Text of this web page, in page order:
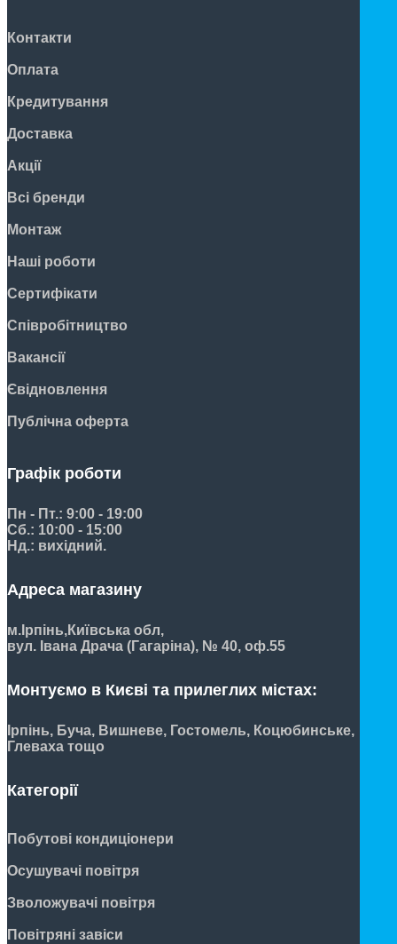
Контакти
Оплата
Кредитування
Доставка
Акції
Всі бренди
Монтаж
Наші роботи
Сертифікати
Співробітництво
Вакансії
Євідновлення
Публічна оферта
Графік роботи
Пн - Пт.: 9:00 - 19:00
Сб.: 10:00 - 15:00
Нд.: вихідний.
Адреса магазину
м.Ірпінь,Київська обл,
вул. Івана Драча (Гагаріна), № 40, оф.55
Монтуємо в Києві та прилеглих містах:
Ірпінь, Буча, Вишневе, Гостомель, Коцюбинське,
Глеваха тощо
Категорії
Побутові кондиціонери
Осушувачі повітря
Зволожувачі повітря
Повітряні завіси